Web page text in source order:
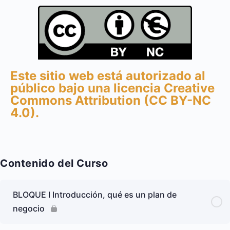
Este sitio web está autorizado al
público bajo una licencia Creative
Commons Attribution (CC BY-NC
4.0).
Contenido del Curso
BLOQUE I Introducción, qué es un plan de
negocio